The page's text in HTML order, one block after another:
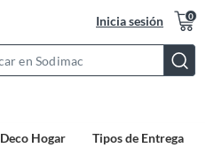
Inicia sesión 0
Bar
Deco Hogar Tipos de Entrega